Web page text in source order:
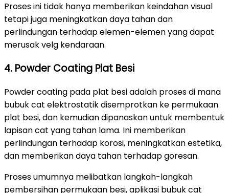
Proses ini tidak hanya memberikan keindahan visual
tetapi juga meningkatkan daya tahan dan
perlindungan terhadap elemen-elemen yang dapat
merusak velg kendaraan.
4. Powder Coating Plat Besi
Powder coating pada plat besi adalah proses di mana
bubuk cat elektrostatik disemprotkan ke permukaan
plat besi, dan kemudian dipanaskan untuk membentuk
lapisan cat yang tahan lama. Ini memberikan
perlindungan terhadap korosi, meningkatkan estetika,
dan memberikan daya tahan terhadap goresan.
Proses umumnya melibatkan langkah-langkah
pembersihan permukaan besi, aplikasi bubuk cat